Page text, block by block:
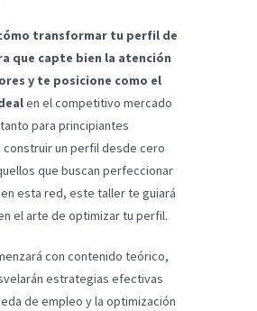
transformar tu perfil de
que capte bien la atención
y te posicione como el
en el competitivo mercado
para principiantes
un perfil desde cero
que buscan perfeccionar
esta red, este taller te guiará
el arte de optimizar tu perfil.
con contenido teórico,
estrategias efectivas
de empleo y la optimización